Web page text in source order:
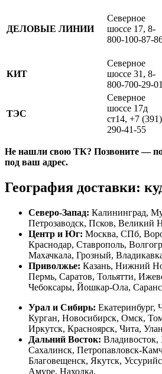
ДЕЛОВЫЕ ЛИНИИ
Северное
шоссе 17, 8-
800-100-87-
КИТ
Северное
шоссе 31, 8-
800-700-29-01
ТЭС
Северное
шоссе 17д
ст14, +7 (391)
290-41-55
Не нашли свою ТК? Позвоните —
под ваш адрес.
География доставки:
Северо-Запад: Калининград,
Петрозаводск, Псков, Великий
Центр и Юг: Москва, СПб,
Краснодар, Ставрополь,
Махачкала, Грозный,
Приволжье: Казань, Нижний
Пермь, Саратов, Тольятти,
Чебоксары, Йошкар-Ола,
Урал и Сибирь: Екатеринбург,
Курган, Новосибирск, Омск,
Иркутск, Красноярск, Чита,
Дальний Восток:
Сахалинск, Петропавловск-
Благовещенск, Якутск,
Амуре, Находка.